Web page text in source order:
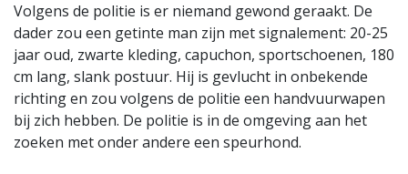
Volgens de politie is er niemand gewond geraakt. De
dader zou een getinte man zijn met signalement: 20-25
jaar oud, zwarte kleding, capuchon, sportschoenen, 180
cm lang, slank postuur. Hij is gevlucht in onbekende
richting en zou volgens de politie een handvuurwapen
bij zich hebben. De politie is in de omgeving aan het
zoeken met onder andere een speurhond.